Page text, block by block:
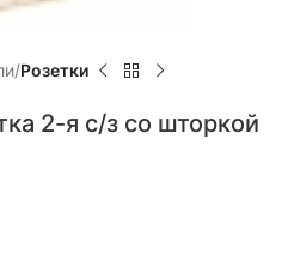
Розетки
2-я с/з со шторкой